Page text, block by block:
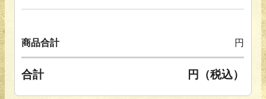
商品合計 円
合計 円（税込）